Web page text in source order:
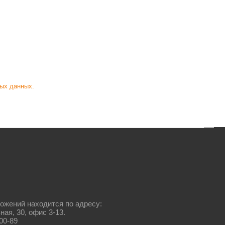
данных.
находится по адресу:
30, офис 3-13.
89